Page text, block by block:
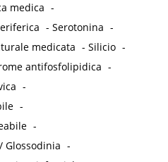
medica -
-Serotonina -
medicata -Silicio -
antifosfolipidica -
-
-
-
Glossodinia -